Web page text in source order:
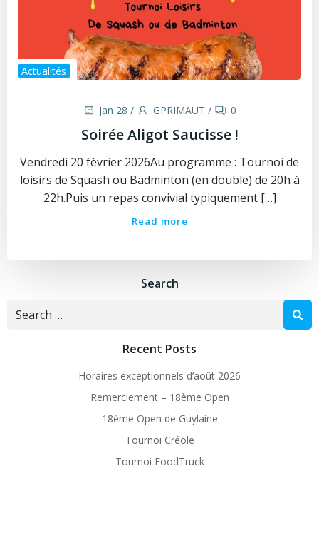
Actualités
Jan 28 / GPRIMAUT / 0
Soirée Aligot Saucisse !
Vendredi 20 février 2026Au programme : Tournoi de
loisirs de Squash ou Badminton (en double) de 20h à
22h.Puis un repas convivial typiquement […]
Read more
Search
Search
Recent Posts
Horaires exceptionnels d’août 2026
Remerciement – 18ème Open
18ème Open de Guylaine
Tournoi Créole
Tournoi FoodTruck